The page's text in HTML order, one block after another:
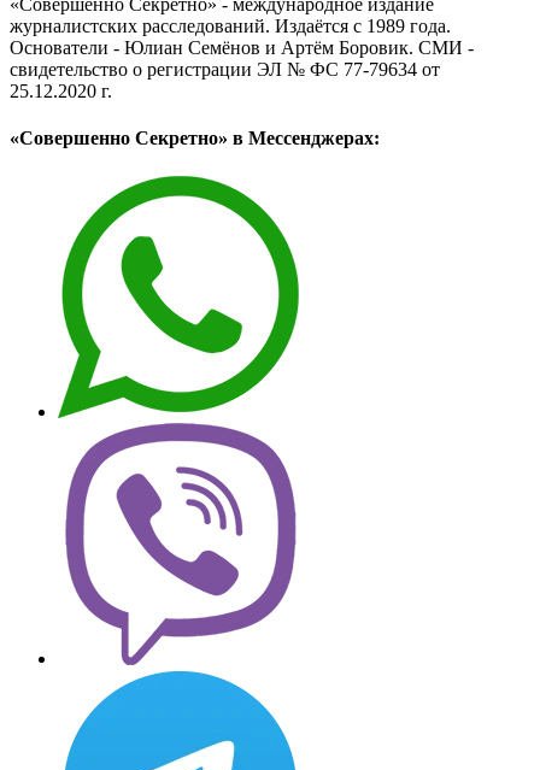
«Совершенно Секретно» - международное издание
журналистских расследований. Издаётся с 1989 года.
Основатели - Юлиан Семёнов и Артём Боровик. CМИ -
свидетельство о регистрации ЭЛ № ФС 77-79634 от
25.12.2020 г.
«Совершенно Секретно» в Мессенджерах: